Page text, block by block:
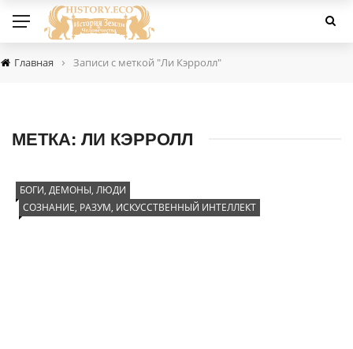
Главная › Записи с меткой "Ли Кэрролл"
МЕТКА: ЛИ КЭРРОЛЛ
БОГИ, ДЕМОНЫ, ЛЮДИ
СОЗНАНИЕ, РАЗУМ, ИСКУССТВЕННЫЙ ИНТЕЛЛЕКТ